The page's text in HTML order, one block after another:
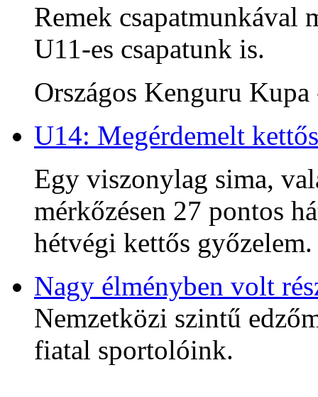
Remek csapatmunkával
U11-es csapatunk is.
Országos Kenguru
U14: Megérdemelt
Egy viszonylag sima,
mérkőzésen 27 pontos
hétvégi kettős győzelem.
Nagy élményben volt
Nemzetközi szintű
fiatal sportolóink.